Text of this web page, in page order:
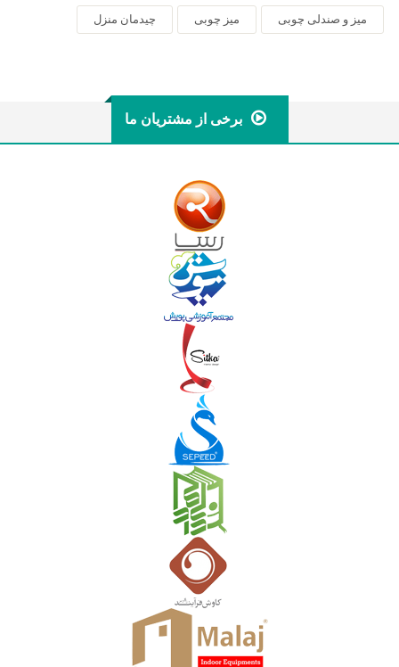
میز و صندلی چوبی میز چوبی چیدمان منزل
برخی از مشتریان ما